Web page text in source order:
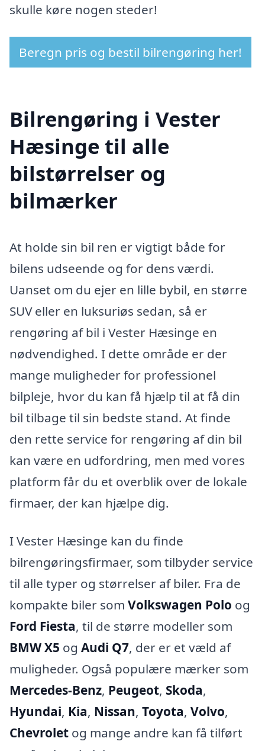
skulle køre nogen steder!
Beregn pris og bestil bilrengøring her!
Bilrengøring i Vester
Hæsinge til alle
bilstørrelser og
bilmærker
At holde sin bil ren er vigtigt både for
bilens udseende og for dens værdi.
Uanset om du ejer en lille bybil, en større
SUV eller en luksuriøs sedan, så er
rengøring af bil i Vester Hæsinge en
nødvendighed. I dette område er der
mange muligheder for professionel
bilpleje, hvor du kan få hjælp til at få din
bil tilbage til sin bedste stand. At finde
den rette service for rengøring af din bil
kan være en udfordring, men med vores
platform får du et overblik over de lokale
firmaer, der kan hjælpe dig.
I Vester Hæsinge kan du finde
bilrengøringsfirmaer, som tilbyder service
til alle typer og størrelser af biler. Fra de
kompakte biler som Volkswagen Polo og
Ford Fiesta, til de større modeller som
BMW X5 og Audi Q7, der er et væld af
muligheder. Også populære mærker som
Mercedes-Benz, Peugeot, Skoda,
Hyundai, Kia, Nissan, Toyota, Volvo,
Chevrolet og mange andre kan få tilført